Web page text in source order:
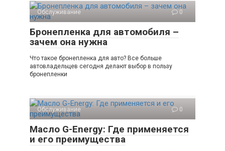
Обслуживание 0
Бронепленка для автомобиля –
зачем она нужна
Что такое бронепленка для авто? Все больше
автовладельцев сегодня делают выбор в пользу
бронепленки
Обслуживание 0
Масло G-Energy: Где применяется
и его преимущества